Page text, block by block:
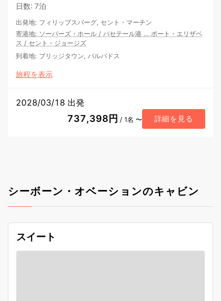
日数: 7泊
出発地: フィリップスバーグ, セント・マーチン
寄港地: ソーパーズ・ホール / バセテール港 … ポート・エリザベ
ス / セント・ジョージズ
到着地: ブリッジタウン, バルバドス
旅程を表示
2028/03/18 出発
737,398円 / 1名 〜 詳細を見る
シーボーン・オベーションのキャビン
スイート